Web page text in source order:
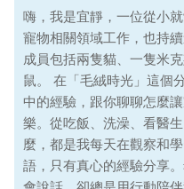
嗨，我是宜靜，一位從小
寵物相關領域工作，也持
成員包括兩隻貓、一隻米
鼠。 在「毛絨時光」這個
中的經驗，跟你聊聊怎麼
樂。從吃飯、洗澡、看醫
麼，都是我每天在觀察和
語，只有真心的經驗分享